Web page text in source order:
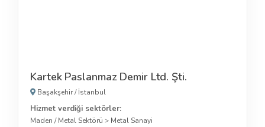
Kartek Paslanmaz Demir Ltd. Şti.
Başakşehir/İstanbul
Hizmet verdiği sektörler:
Maden / Metal Sektörü > Metal Sanayi